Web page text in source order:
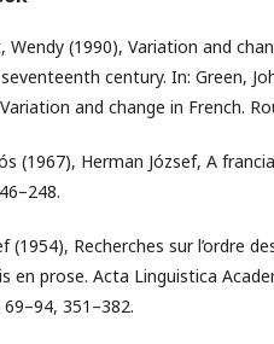
Wendy (1990), Variation and
century. In: Green,
and change in French.
(1967), Herman József, A
(1954), Recherches sur l’ordre
en prose. Acta Linguistica
351–382.